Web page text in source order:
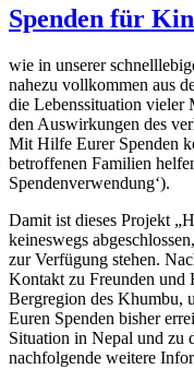
Spenden für
wie in unserer
nahezu vollkommen aus
die Lebenssituation vieler
den Auswirkungen des
Mit Hilfe Eurer Spenden
betroffenen Familien
Spendenverwendung‘).
Damit ist dieses Projekt
keineswegs
zur Verfügung stehen.
Kontakt zu Freunden und
Bergregion des Khumbu,
Euren Spenden bisher
Situation in Nepal und zu
nachfolgende weitere